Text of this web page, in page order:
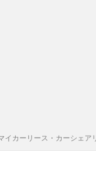
カーリース・カーシェア